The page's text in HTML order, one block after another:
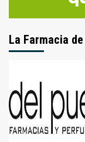
La Farmacia de